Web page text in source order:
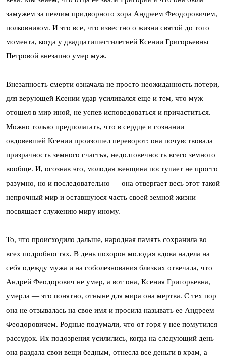
замужем за певчим придворного хора Андреем Феодоровичем,
полковником. И это все, что известно о жизни святой до того
момента, когда у двадцатишестилетней Ксении Григорьевны
Петровой внезапно умер муж.
Внезапность смерти означала не просто неожиданность потери,
для верующей Ксении удар усиливался еще и тем, что муж
отошел в мир иной, не успев исповедоваться и причаститься.
Можно только предполагать, что в сердце и сознании
овдовевшей Ксении произошел переворот: она почувствовала
призрачность земного счастья, недолговечность всего земного
вообще. И, осознав это, молодая женщина поступает не просто
разумно, но и последовательно — она отвергает весь этот такой
непрочный мир и оставшуюся часть своей земной жизни
посвящает служению миру иному.
То, что происходило дальше, народная память сохранила во
всех подробностях. В день похорон молодая вдова надела на
себя одежду мужа и на соболезнования близких отвечала, что
Андрей Феодорович не умер, а вот она, Ксения Григорьевна,
умерла — это понятно, отныне для мира она мертва. С тех пор
она не отзывалась на свое имя и просила называть ее Андреем
Феодоровичем. Родные подумали, что от горя у нее помутился
рассудок. Их подозрения усилились, когда на следующий день
она раздала свои вещи бедным, отнесла все деньги в храм, а